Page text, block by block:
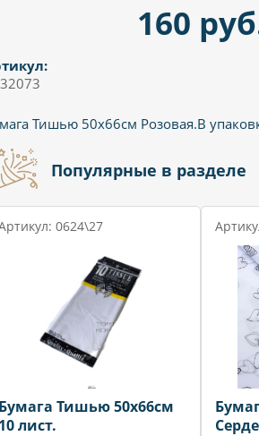
160
Тишью 50х66см Розовая.В
Популярные в разделе
0624\27
Тишью 50х66см
лист.